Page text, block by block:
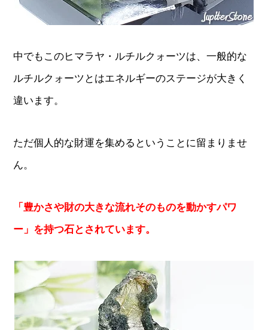
中でもこのヒマラヤ・ルチルクォーツは、一般的な
ルチルクォーツとはエネルギーのステージが大きく
違います。
ただ個人的な財運を集めるということに留まりませ
ん。
「豊かさや財の大きな流れそのものを動かすパワ
ー」を持つ石とされています。